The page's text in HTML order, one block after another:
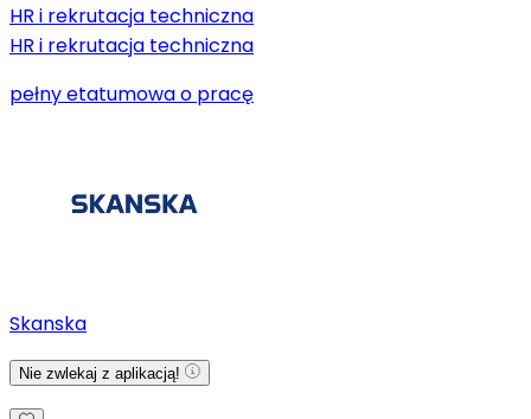
HR i rekrutacja techniczna
HR i rekrutacja techniczna
pełny etatumowa o pracę
Skanska
Nie zwlekaj z aplikacją!